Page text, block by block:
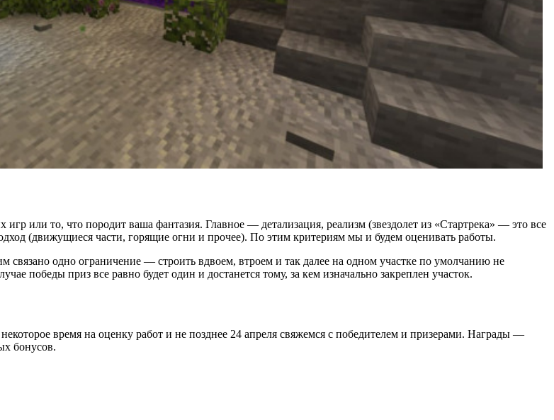
или то, что породит ваша фантазия. Главное — детализация, реализм (звездолет из «Стартрека» — это все
(движущиеся части, горящие огни и прочее). По этим критериям мы и будем оценивать работы.
связано одно ограничение — строить вдвоем, втроем и так далее на одном участке по умолчанию не
победы приз все равно будет один и достанется тому, за кем изначально закреплен участок.
время на оценку работ и не позднее 24 апреля свяжемся с победителем и призерами. Награды —
бонусов.